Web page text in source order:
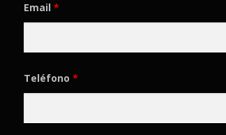
Email *
Teléfono *